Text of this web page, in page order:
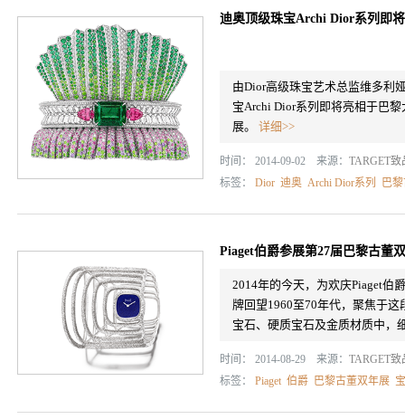
迪奥顶级珠宝Archi Dior系列即
由Dior高级珠宝艺术总监维多利
宝Archi Dior系列即将亮相于巴黎
展。 详细>>
时间： 2014-09-02 来源： TARGET致
标签： Dior 迪奥 Archi Dior系列 巴
Piaget伯爵参展第27届巴黎古董
2014年的今天，为欢庆Piaget伯
牌回望1960至70年代，聚焦于
宝石、硬质宝石及金质材质中，
时间： 2014-08-29 来源： TARGET致
标签： Piaget 伯爵 巴黎古董双年展